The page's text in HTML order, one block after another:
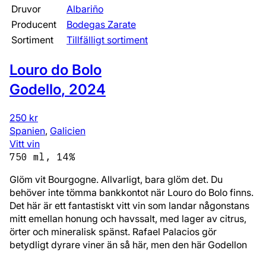
Druvor
Albariño
Producent
Bodegas Zarate
Sortiment
Tillfälligt sortiment
Louro do Bolo
Godello, 2024
250 kr
Spanien, Galicien
Vitt vin
750 ml, 14%
Glöm vit Bourgogne. Allvarligt, bara glöm det. Du
behöver inte tömma bankkontot när Louro do Bolo finns.
Det här är ett fantastiskt vitt vin som landar någonstans
mitt emellan honung och havssalt, med lager av citrus,
örter och mineralisk spänst. Rafael Palacios gör
betydligt dyrare viner än så här, men den här Godellon